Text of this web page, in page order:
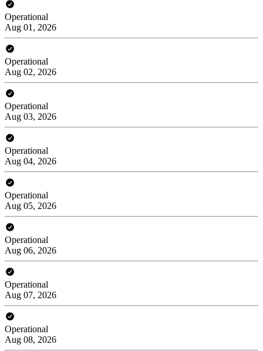
Operational
Aug 01, 2026
Operational
Aug 02, 2026
Operational
Aug 03, 2026
Operational
Aug 04, 2026
Operational
Aug 05, 2026
Operational
Aug 06, 2026
Operational
Aug 07, 2026
Operational
Aug 08, 2026